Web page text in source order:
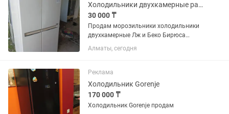
Холодильники двухкамерные разные варианты и цены разные
30 000 ₸
Продам морозильники холодильники
двухкамерные Лж и Беко Бирюса
Индезит р-н аккент все работает
от30000 и выше
Алматы, сегодня
Реклама
Холодильник Gorenje
170 000 ₸
Холодильник Gorenje продам